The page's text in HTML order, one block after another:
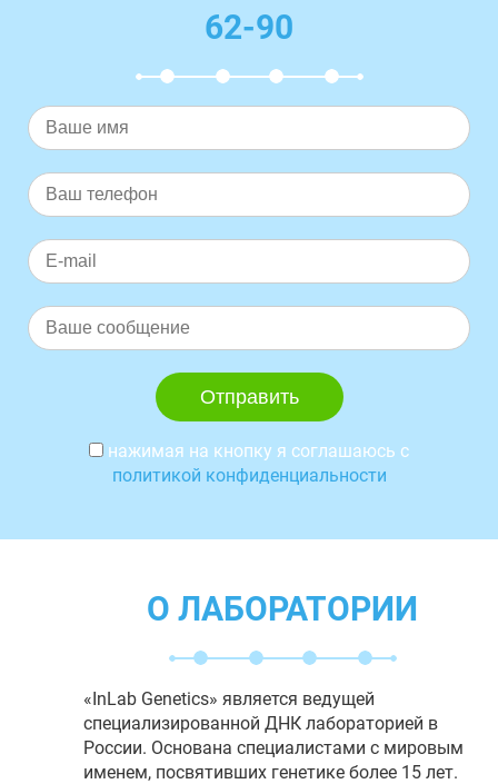
62-90
нажимая на кнопку я соглашаюсь с
политикой конфиденциальности
О ЛАБОРАТОРИИ
«InLab Genetics» является ведущей
специализированной ДНК лабораторией в
России. Основана специалистами с мировым
именем, посвятивших генетике более 15 лет.